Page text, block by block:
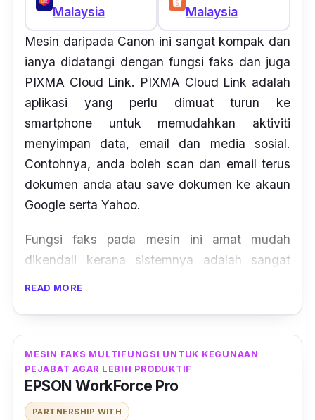
Malaysia
Malaysia
Mesin daripada Canon ini sangat kompak dan
ianya didatangi dengan fungsi faks dan juga
PIXMA Cloud Link. PIXMA Cloud Link adalah
aplikasi yang perlu dimuat turun ke
smartphone untuk memudahkan aktiviti
menyimpan data, email dan media sosial.
Contohnya, anda boleh scan dan email terus
dokumen anda atau save dokumen ke akaun
Google serta Yahoo.
Fungsi faks pada mesin ini amat mudah
dikendali kerana sistemnya adalah sangat
READ MORE
MESIN FAKS MULTIFUNGSI UNTUK KEGUNAAN
PEJABAT AGAR LEBIH PRODUKTIF
EPSON WorkForce Pro
PARTNERSHIP WITH